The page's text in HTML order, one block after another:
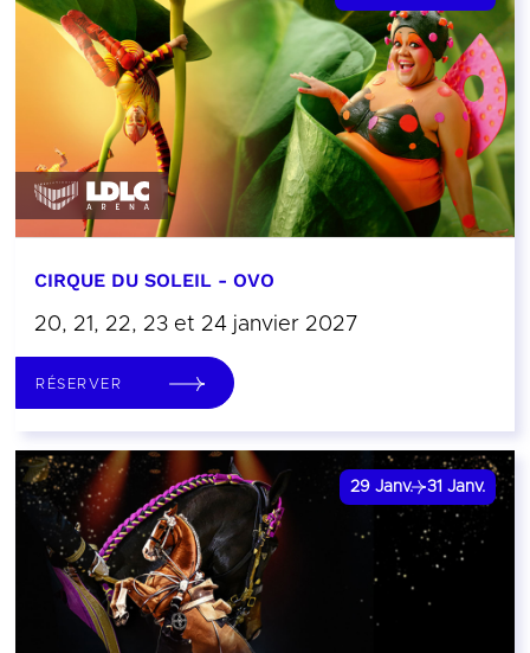
CIRQUE DU SOLEIL - OVO
20, 21, 22, 23 et 24 janvier 2027
RÉSERVER
29 Janv. 31 Janv.